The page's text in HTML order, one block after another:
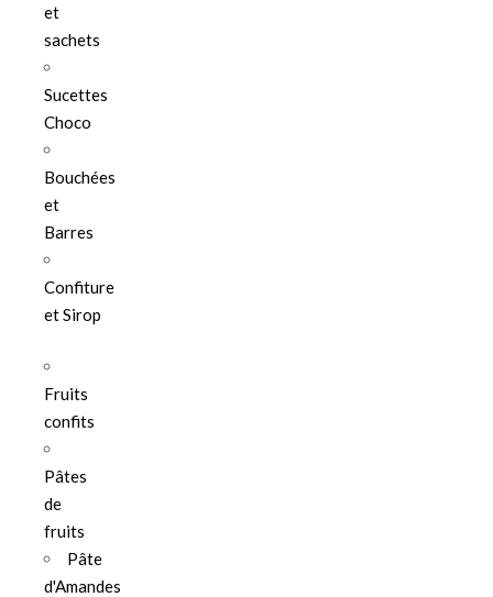
et
sachets
Sucettes
Choco
Bouchées
et
Barres
Confiture
et Sirop
Fruits
confits
Pâtes
de
fruits
Pâte
d'Amandes